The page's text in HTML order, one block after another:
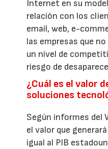
Internet en su
relación con los
email, web, e-
las empresas que
un nivel de
riesgo de
¿Cuál es el valor
soluciones
Según informes del
el valor que
igual al PIB